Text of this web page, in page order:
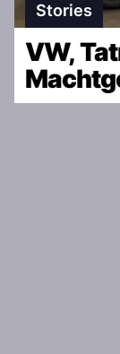
Stories
VW,